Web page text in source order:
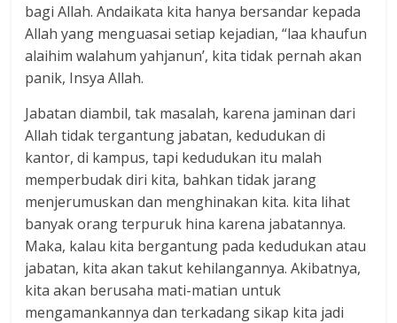
bagi Allah. Andaikata kita hanya bersandar kepada
Allah yang menguasai setiap kejadian, “laa khaufun
alaihim walahum yahjanun’, kita tidak pernah akan
panik, Insya Allah.
Jabatan diambil, tak masalah, karena jaminan dari
Allah tidak tergantung jabatan, kedudukan di
kantor, di kampus, tapi kedudukan itu malah
memperbudak diri kita, bahkan tidak jarang
menjerumuskan dan menghinakan kita. kita lihat
banyak orang terpuruk hina karena jabatannya.
Maka, kalau kita bergantung pada kedudukan atau
jabatan, kita akan takut kehilangannya. Akibatnya,
kita akan berusaha mati-matian untuk
mengamankannya dan terkadang sikap kita jadi